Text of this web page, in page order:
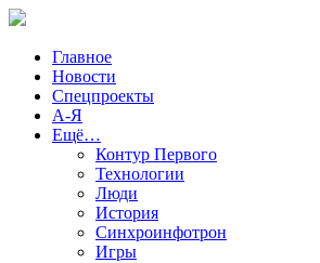
Главное
Новости
Спецпроекты
А-Я
Ещё…
Контур Первого
Технологии
Люди
История
Синхроинфотрон
Игры